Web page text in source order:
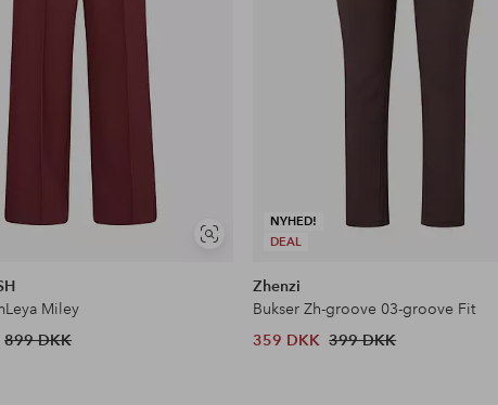
Se
Miley
899 DKK
NYHED!
DEAL
Zhenzi
Bukser Zh-groove 03-groove Fit
359 DKK 399 DKK